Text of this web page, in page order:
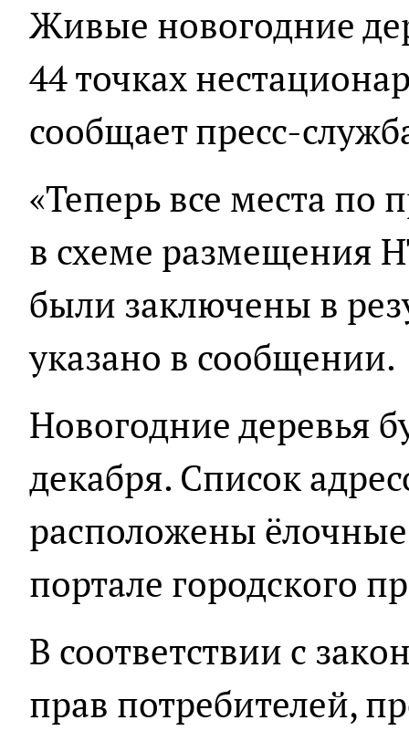
Живые новогодние
44 точках
сообщает пресс-
«Теперь все места по
в схеме размещения
были заключены в
указано в сообщении.
Новогодние деревья
декабря. Список
расположены
портале городского
В соответствии с
прав потребителей,